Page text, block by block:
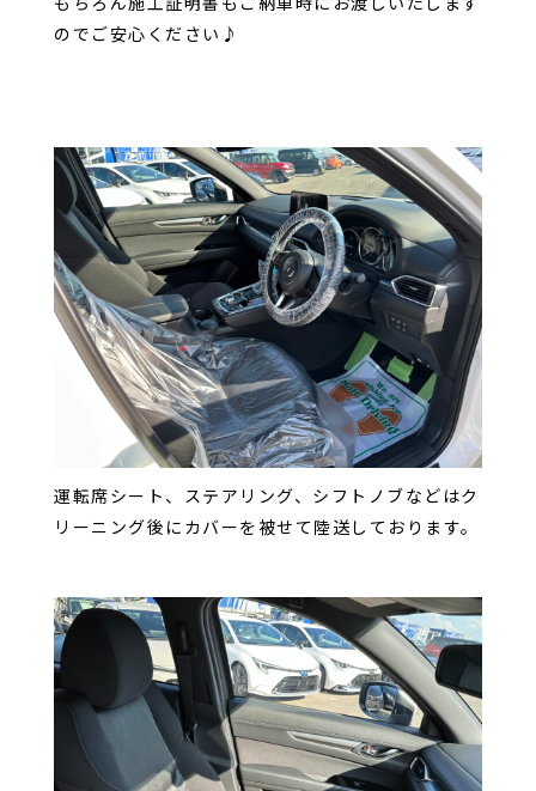
のでご安心ください♪
運転席シート、ステアリング、シフトノブなどはク
リーニング後にカバーを被せて陸送しております。